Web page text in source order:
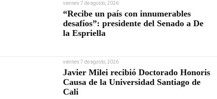
viernes 7 de agosto, 2026
“Recibe un país con innumerables
desafíos”: presidente del Senado a De
la Espriella
viernes 7 de agosto, 2026
Javier Milei recibió Doctorado Honoris
Causa de la Universidad Santiago de
Cali